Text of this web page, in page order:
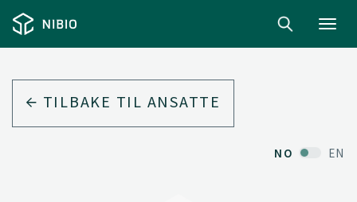
TILBAKE TIL ANSATTE
NO EN